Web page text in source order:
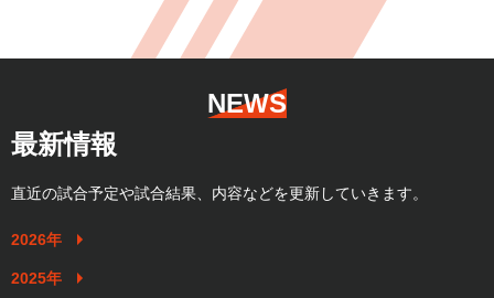
NEWS
最新情報
直近の試合予定や試合結果、内容などを更新していきます。
2026年
2025年